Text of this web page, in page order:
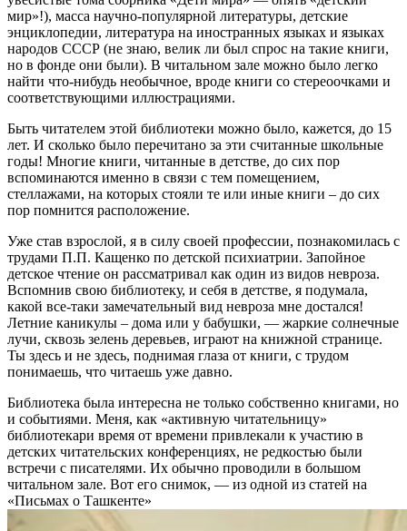
мир»!), масса научно-популярной литературы, детские
энциклопедии, литература на иностранных языках и языках
народов СССР (не знаю, велик ли был спрос на такие книги,
но в фонде они были). В читальном зале можно было легко
найти что-нибудь необычное, вроде книги со стереоочками и
соответствующими иллюстрациями.
Быть читателем этой библиотеки можно было, кажется, до 15
лет. И сколько было перечитано за эти считанные школьные
годы! Многие книги, читанные в детстве, до сих пор
вспоминаются именно в связи с тем помещением,
стеллажами, на которых стояли те или иные книги – до сих
пор помнится расположение.
Уже став взрослой, я в силу своей профессии, познакомилась с
трудами П.П. Кащенко по детской психиатрии. Запойное
детское чтение он рассматривал как один из видов невроза.
Вспомнив свою библиотеку, и себя в детстве, я подумала,
какой все-таки замечательный вид невроза мне достался!
Летние каникулы – дома или у бабушки, — жаркие солнечные
лучи, сквозь зелень деревьев, играют на книжной странице.
Ты здесь и не здесь, поднимая глаза от книги, с трудом
понимаешь, что читаешь уже давно.
Библиотека была интересна не только собственно книгами, но
и событиями. Меня, как «активную читательницу»
библиотекари время от времени привлекали к участию в
детских читательских конференциях, не редкостью были
встречи с писателями. Их обычно проводили в большом
читальном зале. Вот его снимок, — из одной из статей на
«Письмах о Ташкенте»